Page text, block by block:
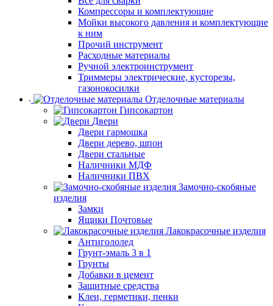
Компрессоры и комплектующие
Мойки высокого давления и комплектующие
к ним
Прочий инструмент
Расходные материалы
Ручной электроинструмент
Триммеры электрические, кусторезы,
газонокосилки
Отделочные материалы
Гипсокартон
Двери
Двери гармошка
Двери дерево, шпон
Двери стальные
Наличники МДФ
Наличники ПВХ
Замочно-скобяные
изделия
Замки
Ящики Почтовые
Лакокрасочные изделия
Антигололед
Грунт-эмаль 3 в 1
Грунты
Добавки в цемент
Защитные средства
Клеи, герметики, пенки